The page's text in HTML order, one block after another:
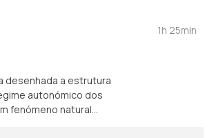
Até que, no dia 1 de janeiro de 1980 a
desenhada a estrutura
autonómico dos
fenómeno natural
1h 25min